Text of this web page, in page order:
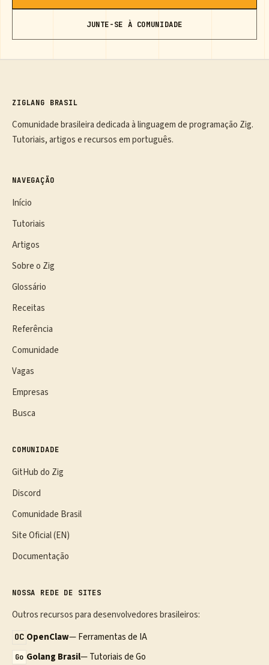
JUNTE-SE À COMUNIDADE
ZIGLANG BRASIL
Comunidade brasileira dedicada à linguagem de programação Zig.
Tutoriais, artigos e recursos em português.
NAVEGAÇÃO
Início
Tutoriais
Artigos
Sobre o Zig
Glossário
Receitas
Referência
Comunidade
Vagas
Empresas
Busca
COMUNIDADE
GitHub do Zig
Discord
Comunidade Brasil
Site Oficial (EN)
Documentação
NOSSA REDE DE SITES
Outros recursos para desenvolvedores brasileiros:
OC OpenClaw— Ferramentas de IA
Go Golang Brasil— Tutoriais de Go